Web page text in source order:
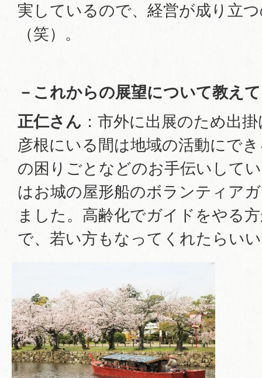
実しているので、経営が成り立
（笑）。
－これからの展望について教え
正仁さん ：市外に出展のため出
彦根にいる間は地域の活動にで
の困りごとなどのお手伝いして
はお城の屋形船のボランティア
ました。高齢化でガイドをやる
で、若い方もなってくれたらい